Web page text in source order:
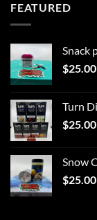
FEATURED
Snack
$25.00
Turn
$25.00
Snow
$25.00